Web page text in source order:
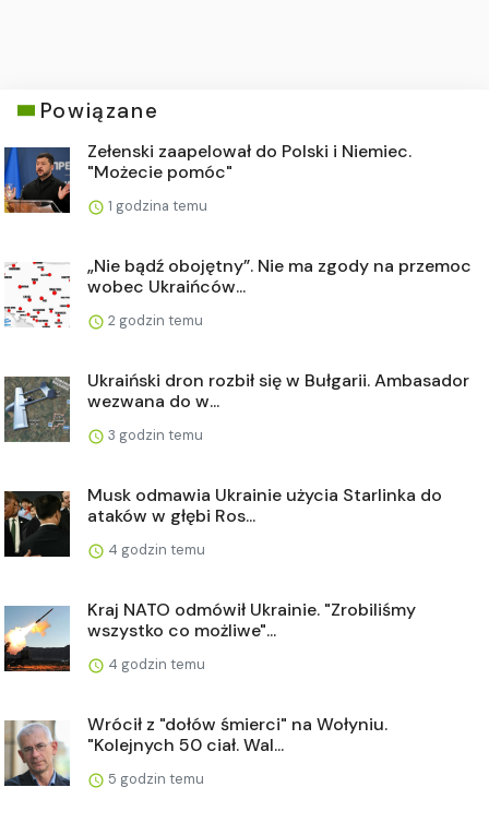
Powiązane
Zełenski zaapelował do Polski i Niemiec.
"Możecie pomóc"
1 godzina temu
„Nie bądź obojętny”. Nie ma zgody na przemoc
wobec Ukraińców...
2 godzin temu
Ukraiński dron rozbił się w Bułgarii. Ambasador
wezwana do w...
3 godzin temu
Musk odmawia Ukrainie użycia Starlinka do
ataków w głębi Ros...
4 godzin temu
Kraj NATO odmówił Ukrainie. "Zrobiliśmy
wszystko co możliwe"...
4 godzin temu
Wrócił z "dołów śmierci" na Wołyniu.
"Kolejnych 50 ciał. Wal...
5 godzin temu